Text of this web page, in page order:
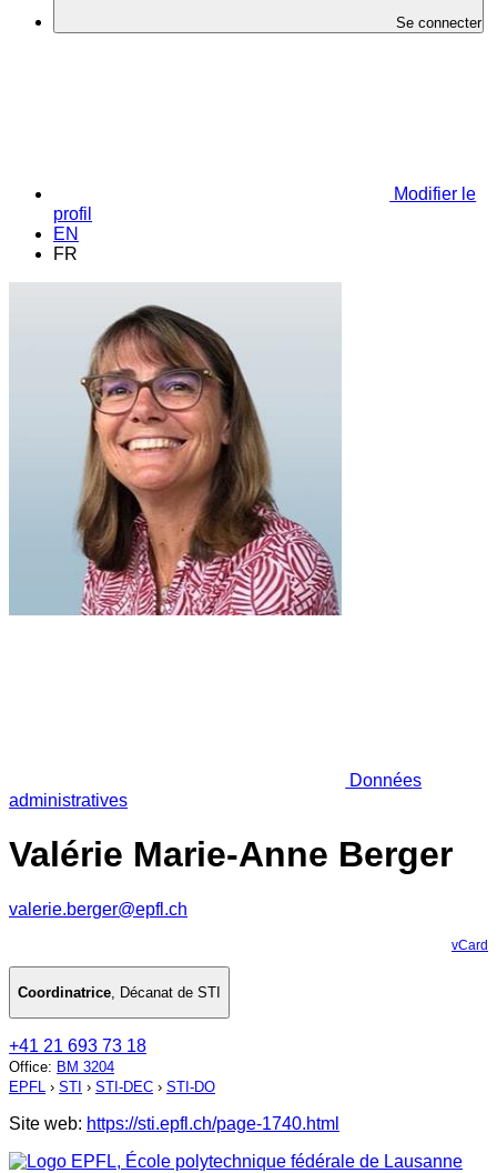
Se connecter
Modifier le
profil
EN
FR
Données
administratives
Valérie Marie-Anne Berger
valerie.berger@epfl.ch
vCard
Coordinatrice, Décanat de STI
+41 21 693 73 18
Office: BM 3204
EPFL › STI › STI-DEC › STI-DO
Site web: https://sti.epfl.ch/page-1740.html